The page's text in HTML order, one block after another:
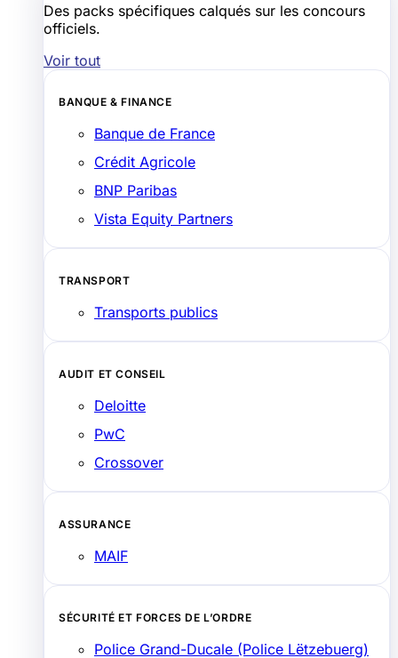
Des packs spécifiques calqués sur les concours
officiels.
Voir tout
BANQUE & FINANCE
Banque de France
Crédit Agricole
BNP Paribas
Vista Equity Partners
TRANSPORT
Transports publics
AUDIT ET CONSEIL
Deloitte
PwC
Crossover
ASSURANCE
MAIF
SÉCURITÉ ET FORCES DE L’ORDRE
Police Grand-Ducale (Police Lëtzebuerg)